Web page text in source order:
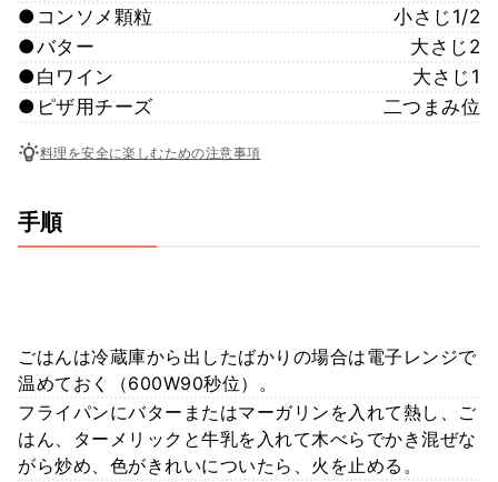
●コンソメ顆粒
小さじ1/2
●バター
大さじ2
●白ワイン
大さじ1
●ピザ用チーズ
二つまみ位
料理を安全に楽しむための注意事項
手順
ごはんは冷蔵庫から出したばかりの場合は電子レンジで
温めておく（600W90秒位）。
フライパンにバターまたはマーガリンを入れて熱し、ご
はん、ターメリックと牛乳を入れて木べらでかき混ぜな
がら炒め、色がきれいについたら、火を止める。